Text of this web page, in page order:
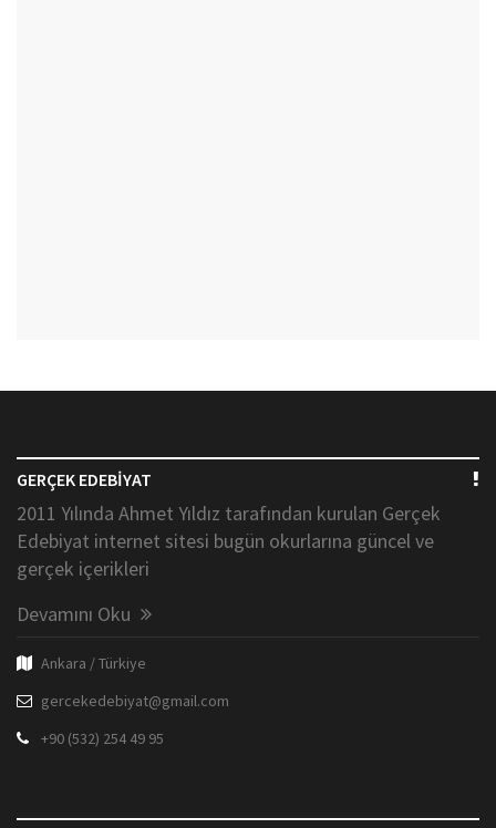
GERÇEK EDEBİYAT
2011 Yılında Ahmet Yıldız tarafından kurulan Gerçek
Edebiyat internet sitesi bugün okurlarına güncel ve
gerçek içerikleri
Devamını Oku
Ankara / Türkiye
gercekedebiyat@gmail.com
+90 (532) 254 49 95